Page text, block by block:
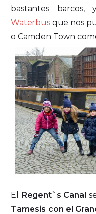
bastantes
Waterbus que nos
o Camden Town
El Regent`s Canal
Tamesis con el